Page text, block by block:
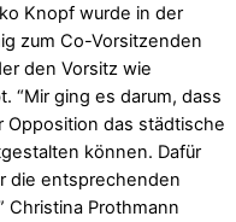
Knopf wurde in der
zum Co-Vorsitzenden
den Vorsitz wie
“Mir ging es darum, dass
Opposition das städtische
können. Dafür
die entsprechenden
Christina Prothmann